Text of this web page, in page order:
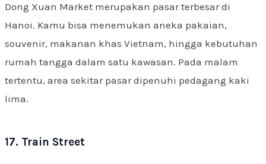
Dong Xuan Market merupakan pasar terbesar di
Hanoi. Kamu bisa menemukan aneka pakaian,
souvenir, makanan khas Vietnam, hingga kebutuhan
rumah tangga dalam satu kawasan. Pada malam
tertentu, area sekitar pasar dipenuhi pedagang kaki
lima.
17. Train Street